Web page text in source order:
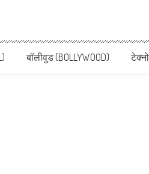
Latest News
live, पढ़ें देश और दुनिया की ताजा ख़बरें
बॉलीवुड (BOLLYWOOD)